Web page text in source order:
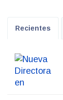
Recientes